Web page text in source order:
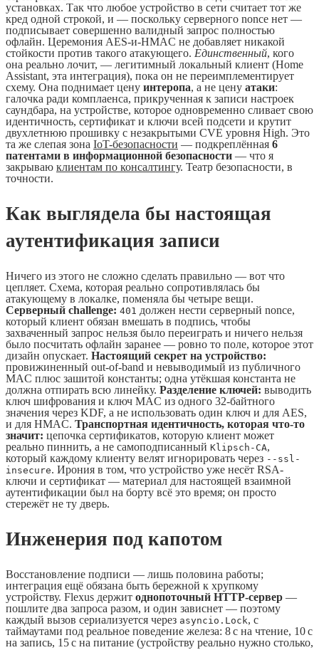
установках. Так что любое устройство в сети считает тот же
кред одной строкой, и — поскольку серверного nonce нет —
подписывает совершенно валидный запрос полностью
офлайн. Церемония AES-и-HMAC не добавляет никакой
стойкости против такого атакующего. Единственный, кого
она реально лочит, — легитимный локальный клиент (Home
Assistant, эта интеграция), пока он не переимплементирует
схему. Она поднимает цену интеропа, а не цену атаки:
галочка ради комплаенса, прикрученная к записи настроек
саундбара, на устройстве, которое одновременно сливает свою
идентичность, сертификат и ключи всей подсети и крутит
двухлетнюю прошивку с незакрытыми CVE уровня High. Это
та же слепая зона IoT-безопасности — подкреплённая 6
патентами в информационной безопасности — что я
закрываю клиентам по консалтингу. Театр безопасности, в
точности.
Как выглядела бы настоящая
аутентификация записи
Ничего из этого не сложно сделать правильно — вот что
цепляет. Схема, которая реально сопротивлялась бы
атакующему в локалке, поменяла бы четыре вещи.
Серверный challenge: 401 должен нести серверный nonce,
который клиент обязан вмешать в подпись, чтобы
захваченный запрос нельзя было переиграть и ничего нельзя
было посчитать офлайн заранее — ровно то поле, которое этот
дизайн опускает. Настоящий секрет на устройство:
провижиненный out-of-band и невыводимый из публичного
MAC плюс зашитой константы; одна утёкшая константа не
должна отпирать всю линейку. Разделение ключей: выводить
ключ шифрования и ключ MAC из одного 32-байтного
значения через KDF, а не использовать один ключ и для AES,
и для HMAC. Транспортная идентичность, которая что-то
значит: цепочка сертификатов, которую клиент может
реально пиннить, а не самоподписанный Klipsch-CA,
который каждому клиенту велят игнорировать через --ssl-
insecure. Ирония в том, что устройство уже несёт RSA-
ключи и сертификат — материал для настоящей взаимной
аутентификации был на борту всё это время; он просто
стережёт не ту дверь.
Инженерия под капотом
Восстановление подписи — лишь половина работы;
интеграция ещё обязана быть бережной к хрупкому
устройству. Flexus держит однопоточный HTTP-сервер —
пошлите два запроса разом, и один зависнет — поэтому
каждый вызов сериализуется через asyncio.Lock, с
таймаутами под реальное поведение железа: 8 с на чтение, 10 с
на запись, 15 с на питание (устройству реально нужно столько,